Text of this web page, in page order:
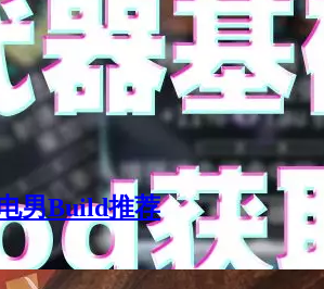
男Build推荐